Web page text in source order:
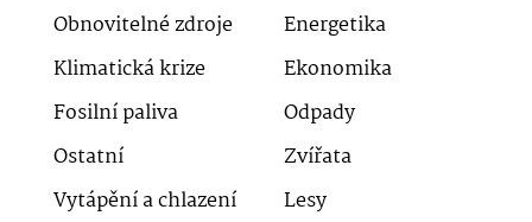
Obnovitelné zdroje
Energetika
Klimatická krize
Ekonomika
Fosilní paliva
Odpady
Ostatní
Zvířata
Vytápění a chlazení
Lesy